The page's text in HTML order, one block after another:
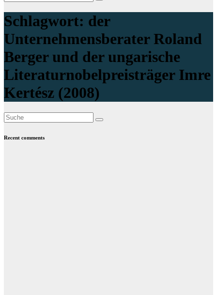
Schlagwort: der
Unternehmensberater Roland
Berger und der ungarische
Literaturnobelpreisträger Imre
Kertész (2008)
Recent comments